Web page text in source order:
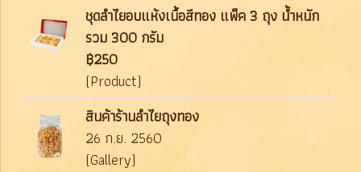
ชุดลำไยอบแห้งเนื้อสีทอง แพ็ค 3 ถุง น้ำหนัก
รวม 300 กรัม
฿250
(Product)
สินค้าร้านลำไยถุงทอง
26 ก.ย. 2560
(Gallery)